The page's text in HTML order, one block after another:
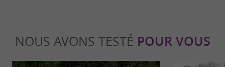
NOUS AVONS TESTÉ POUR VOUS